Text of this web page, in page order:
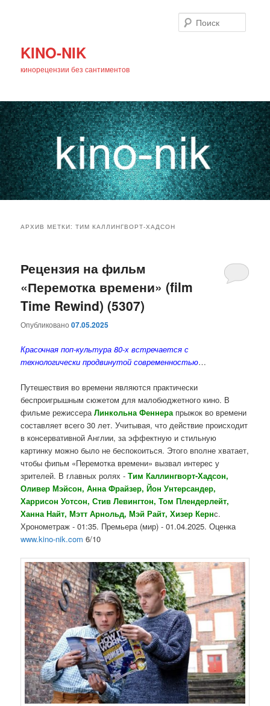
KINO-NIK
кинорецензии без сантиментов
основному
содержимому
дополнительному
содержимому
АРХИВ МЕТКИ:ТИМ КАЛЛИНГВОРТ-ХАДСОН
Рецензия на фильм
«Перемотка времени» (film
Time Rewind) (5307)
Опубликовано07.05.2025
Красочная поп-культура 80-х встречается с
технологически продвинутой современностью…
Путешествия во времени являются практически
беспроигрышным сюжетом для малобюджетного кино. В
фильме режиссераЛинкольна Феннерапрыжок во времени
составляет всего 30 лет. Учитывая, что действие происходит
в консервативной Англии, за эффектную и стильную
картинку можно было не беспокоиться. Этого вполне хватает,
чтобы фипьм «Перемотка времени» вызвал интерес у
зрителей. В главных ролях -Тим Каллингворт-Хадсон,
Оливер Мэйсон, Анна Фрайзер, Йон Унтерсандер,
Харрисон Уотсон, Стив Левингтон, Том Плендерлейт,
Ханна Найт, Мэтт Арнольд, Мэй Райт, Хизер Кернс.
Хронометраж - 01:35. Премьера (мир) - 01.04.2025. Оценка
www.kino-nik.com 6/10